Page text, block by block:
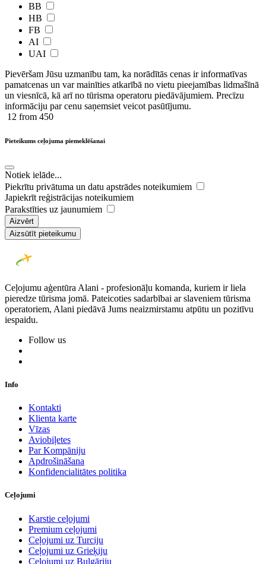
BB
HB
FB
AI
UAI
Pievēršam Jūsu uzmanību tam, ka norādītās cenas ir ​informatīvas ​
pamatcenas un var mainīties atkarībā ​no ​vietu pieejamības lidmašīnā
un viesnīcā, kā arī no tūrisma operatoru piedāvājumiem. Precīzu
informāciju par cenu saņemsiet veicot pasūtījumu.
12 from 450
Pieteikums ceļojuma piemeklēšanai
Notiek ielāde...
Piekrītu privātuma un datu apstrādes noteikumiem
Japiekrīt reģistrācijas noteikumiem
Parakstīties uz jaunumiem
Aizvērt
Aizsūtīt pieteikumu
Ceļojumu aģentūra Alani - profesionāļu komanda, kuriem ir liela
pieredze tūrisma jomā. Pateicoties sadarbībai ar slaveniem tūrisma
operatoriem, Alani piedāvā Jums neaizmirstamu atpūtu un pozitīvu
iespaidu.
Follow us
Info
Kontakti
Klienta karte
Vīzas
Aviobiļetes
Par Kompāniju
Apdrošināšana
Konfidencialitātes politika
Ceļojumi
Karstie ceļojumi
Premium ceļojumi
Ceļojumi uz Turciju
Ceļojumi uz Grieķiju
Ceļojumi uz Bulgāriju